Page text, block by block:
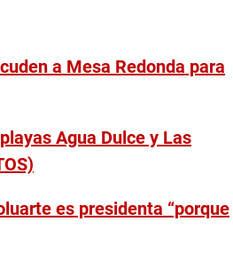
a Mesa Redonda para
Agua Dulce y Las
es presidenta “porque